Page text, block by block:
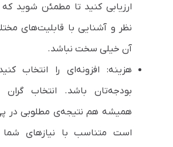
ارزیابی کنید تا مطمئن شوید
نظر و آشنایی با قابلیت‌های
آن خیلی سخت نباشد.
هزینه: افزونه‌ای را انتخاب
بودجه‌تان باشد. انتخاب گران
همیشه هم نتیجه‌ی مطلوبی در
است متناسب با نیازهای